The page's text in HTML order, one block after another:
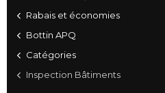
Rabais et économies
Bottin APQ
Catégories
Inspection Bâtiments